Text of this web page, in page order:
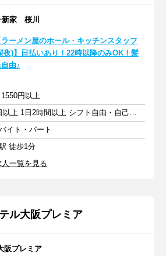
家 桜川
ラーメン屋のホール・キッチンスタッフ
夜)】日払いあり！22時以降のみOK！髪
由♪
円以上
週1日以上 1日2時間以上 シフト自由・自己申告
イト・パート
徒歩1分
一覧を見る
ル大阪プレミア
阪プレミア